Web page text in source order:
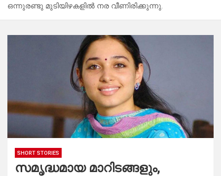
ഒന്നുരണ്ടു മുടിയിഴകളിൽ നര വീണിരിക്കുന്നു.
SHORT STORIES
സമൃദ്ധമായ മാറിടങ്ങളും,